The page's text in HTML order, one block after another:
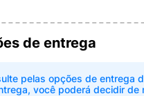
de entrega
pelas opções de entrega
você poderá decidir de